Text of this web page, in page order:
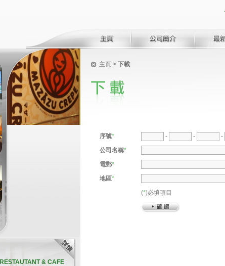
RESTAUTANT & CAFE
主頁 > 下載
序號* - - -
公司名稱*
電郵*
地區*
(*)必填項目